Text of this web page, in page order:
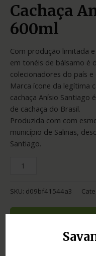
Cachaça
600ml
Com produção limitada
em tonéis de bálsamo é
colecionadores do país
Marca ícone da legítima
cachaça Anísio Santiago
de cachaça do Brasil.
Produzida com com
município de Salinas,
Santiago.
SKU: d09bf41544a3
Adicionar ao